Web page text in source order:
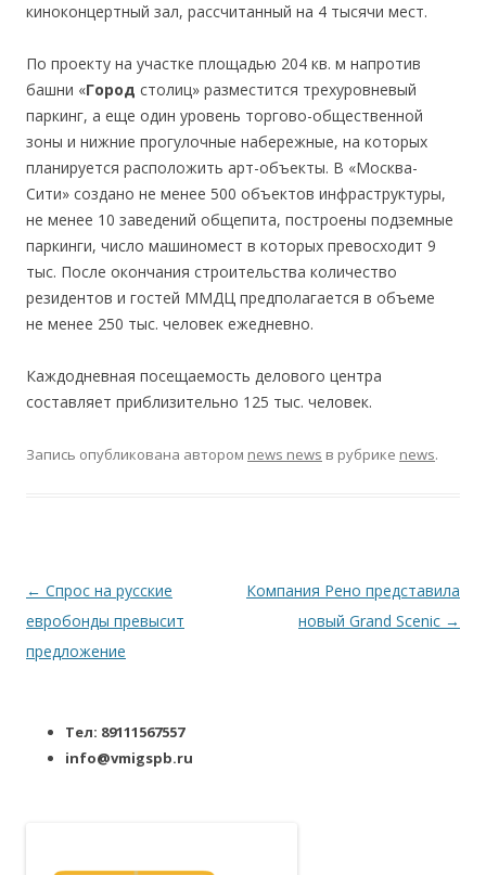
киноконцертный зал, рассчитанный на 4 тысячи мест.
По проекту на участке площадью 204 кв. м напротив
башни «Город столиц» разместится трехуровневый
паркинг, а еще один уровень торгово-общественной
зоны и нижние прогулочные набережные, на которых
планируется расположить арт-объекты. В «Москва-
Сити» создано не менее 500 объектов инфраструктуры,
не менее 10 заведений общепита, построены подземные
паркинги, число машиномест в которых превосходит 9
тыс. После окончания строительства количество
резидентов и гостей ММДЦ предполагается в объеме
не менее 250 тыс. человек ежедневно.
Каждодневная посещаемость делового центра
составляет приблизительно 125 тыс. человек.
Запись опубликована автором news news в рубрике news.
Навигация по записям
← Спрос на русские
евробонды превысит
предложение
Компания Рено представила
новый Grand Scenic →
Тел: 89111567557
info@vmigspb.ru